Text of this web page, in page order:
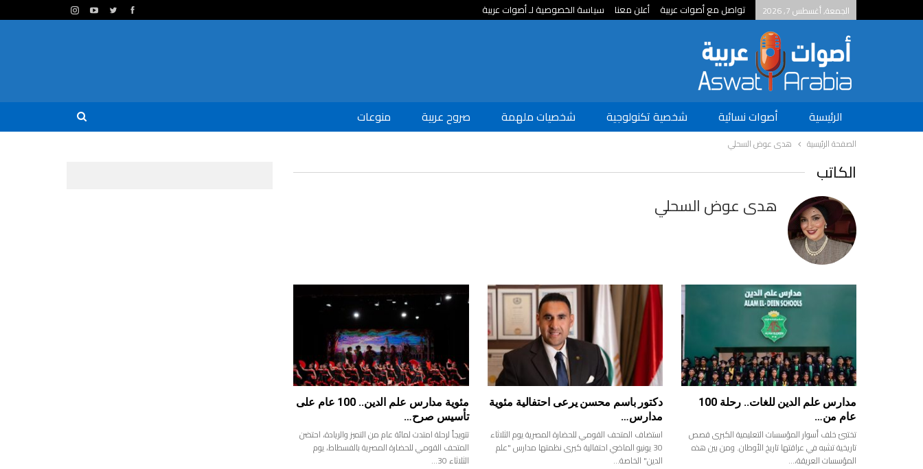
الجمعة, أغسطس 7, 2026 تواصل مع أصوات عربية أعلن معنا سياسة الخصوصية لـ أصوات عربية
الرئيسية أصوات نسائية شخصية تكنولوجية شخصيات ملهمة صروح عربية منوعات
الصفحة الرئيسية هدى عوض السحلي
الكاتب
هدى عوض السحلي
مدارس علم الدين للغات.. رحلة 100
عام من…
تختبئ خلف أسوار المؤسسات التعليمية الكبرى قصص
تاريخية تشبه في عراقتها تاريخ الأوطان. ومن بين هذه
المؤسسات العريقة،…
دكتور باسم محسن يرعى احتفالية مئوية
مدارس…
استضاف المتحف القومي للحضارة المصرية يوم الثلاثاء
30 يونيو الماضي احتفالية كبرى نظمتها مدارس "علم
الدين" الخاصة…
مئوية مدارس علم الدين.. 100 عام على
تأسيس صرح…
تتويجاً لرحلة امتدت لمائة عام من التميز والريادة، احتضن
المتحف القومي للحضارة المصرية بالفسطاط، يوم
الثلاثاء 30…